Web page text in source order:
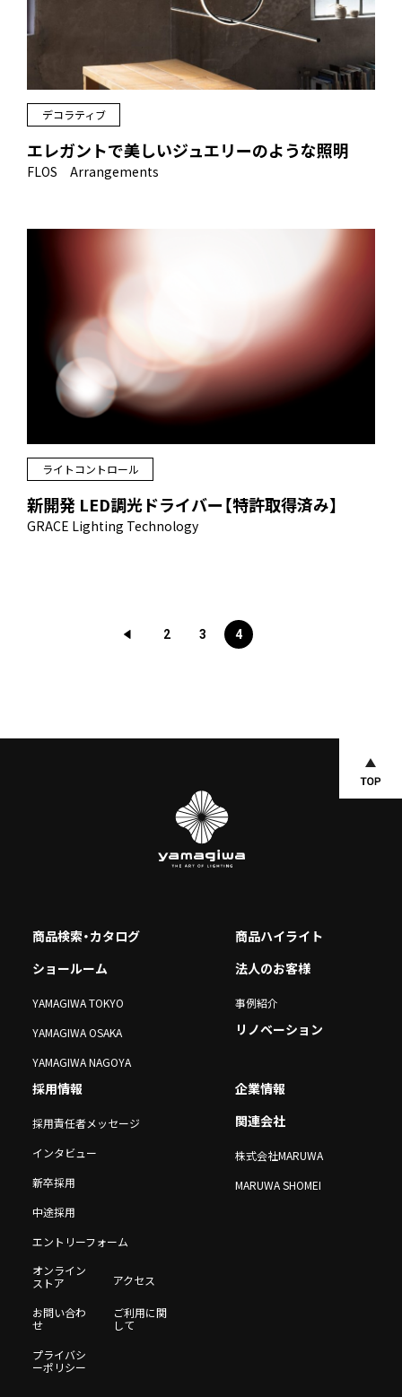
デコラティブ
エレガントで美しいジュエリーのような照明
FLOS Arrangements
ライトコントロール
新開発 LED調光ドライバー【特許取得済み】
GRACE Lighting Technology
ジ
2 3 4
商品検索・カタログ
商品ハイライト
ショールーム
YAMAGIWA TOKYO
YAMAGIWA OSAKA
YAMAGIWA NAGOYA
法人のお客様
事例紹介
リノベーション
採用情報
採用責任者メッセージ
インタビュー
新卒採用
中途採用
エントリーフォーム
企業情報
関連会社
株式会社MARUWA
MARUWA SHOMEI
オンライン
ストア
アクセス
お問い合わ
せ
ご利用に関
して
プライバシ
ーポリシー